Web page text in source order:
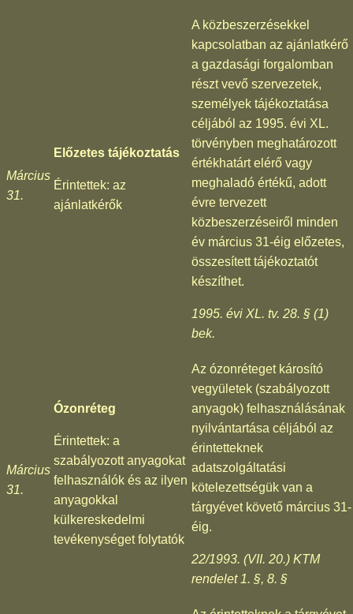
Március
31.
Előzetes tájékoztatás
Érintettek: az
ajánlatkérők
A közbeszerzésekkel
kapcsolatban az ajánlatkérő
a gazdasági forgalomban
részt vevő szervezetek,
személyek tájékoztatása
céljából az 1995. évi XL.
törvényben meghatározott
értékhatárt elérő vagy
meghaladó értékű, adott
évre tervezett
közbeszerzéseiről minden
év március 31-éig előzetes,
összesített tájékoztatót
készíthet.
1995. évi XL. tv. 28. § (1)
bek.
Március
31.
Ózonréteg
Érintettek: a
szabályozott anyagokat
felhasználók és az ilyen
anyagokkal
külkereskedelmi
tevékenységet folytatók
Az ózonréteget károsító
vegyületek (szabályozott
anyagok) felhasználásának
nyilvántartása céljából az
érintetteknek
adatszolgáltatási
kötelezettségük van a
tárgyévet követő március 31-
éig.
22/1993. (VII. 20.) KTM
rendelet 1. §, 8. §